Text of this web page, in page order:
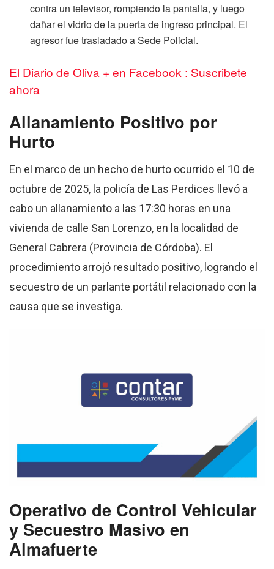
contra un televisor, rompiendo la pantalla, y luego
dañar el vidrio de la puerta de ingreso principal. El
agresor fue trasladado a Sede Policial.
El Diario de Oliva + en Facebook : Suscribete
ahora
Allanamiento Positivo por
Hurto
En el marco de un hecho de hurto ocurrido el 10 de
octubre de 2025, la policía de Las Perdices llevó a
cabo un allanamiento a las 17:30 horas en una
vivienda de calle San Lorenzo, en la localidad de
General Cabrera (Provincia de Córdoba). El
procedimiento arrojó resultado positivo, logrando el
secuestro de un parlante portátil relacionado con la
causa que se investiga.
Operativo de Control Vehicular
y Secuestro Masivo en
Almafuerte